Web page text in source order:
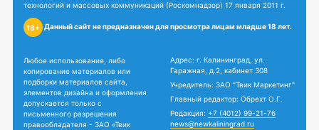
технологий и массовых коммуникаций (Роскомнадзор) 17 января 2011 г.
18+ Данный сайт не предназначен для просмотра лицам младше 18 лет.
Любое использование, либо
копирование материалов или
подборки материалов сайта,
элементов дизайна и оформления
допускается только с
письменного разрешения
правообладателя - ЗАО «Твик
Адрес: г. Калининград, ул.
Гаражная, д.2, кабинет 308
Учредитель: ЗАО "Твик Маркетинг"
Главный редактор: Обрехт О.Г.
Редакция: +7 (4012) 99-21-76
news@newkaliningrad.ru